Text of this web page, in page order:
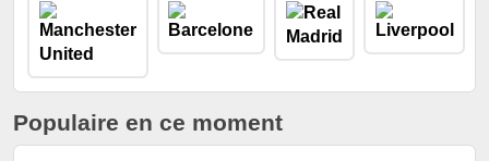
Populaire en ce moment